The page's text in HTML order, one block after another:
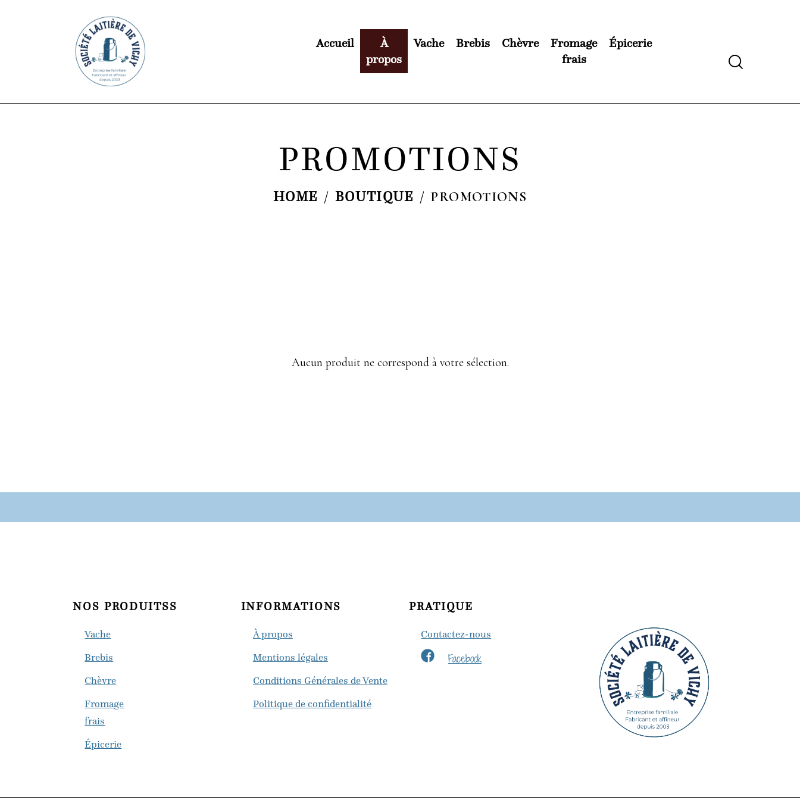
Accueil
À
propos
Vache Brebis Chèvre
Fromage
frais
Épicerie
Search
PROMOTIONS
HOME BOUTIQUE PROMOTIONS
Aucun produit ne correspond à votre sélection.
NOS PRODUITSS
Vache
Brebis
Chèvre
Fromage
frais
Épicerie
INFORMATIONS
À propos
Mentions légales
Conditions Générales de Vente
Politique de confidentialité
PRATIQUE
Contactez-nous
Facebook